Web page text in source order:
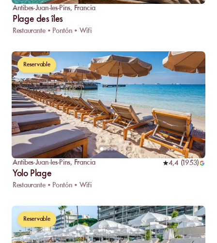
Antibes-Juan-les-Pins, Francia
Plage des îles
Restaurante • Pontón • Wifi
Reservable
Antibes-Juan-les-Pins, Francia 4,4 (1953)
Yolo Plage
Restaurante • Pontón • Wifi
Reservable